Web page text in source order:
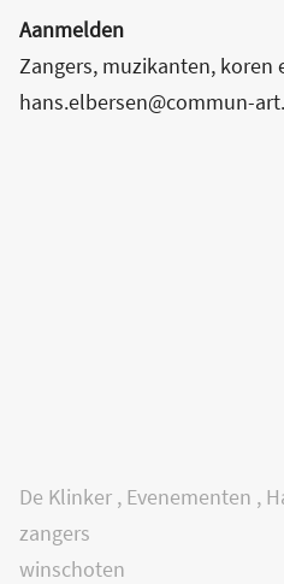
Aanmelden
Zangers, muzikanten,
hans.elbersen@commun-
De Klinker , Evenementen ,
zangers
winschoten